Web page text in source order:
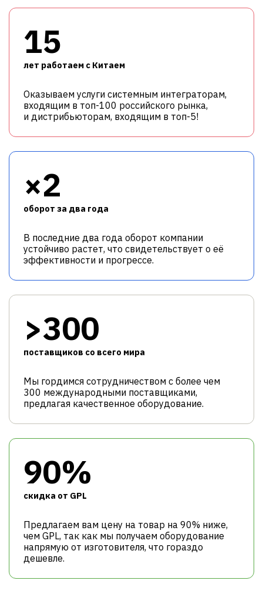
15
лет работаем с Китаем
Оказываем услуги системным интеграторам,
входящим в топ-100 российского рынка,
и дистрибьюторам, входящим в топ-5!
×2
оборот за два года
В последние два года оборот компании
устойчиво растет, что свидетельствует о её
эффективности и прогрессе.
>300
поставщиков со всего мира
Мы гордимся сотрудничеством с более чем
300 международными поставщиками,
предлагая качественное оборудование.
90%
cкидка от GPL
Предлагаем вам цену на товар на 90% ниже,
чем GPL, так как мы получаем оборудование
напрямую от изготовителя, что гораздо
дешевле.